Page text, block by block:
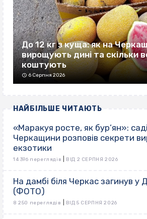
До 12 кг з куща: як на
вирощують дині та скільки
коштують
6 Серпня 2026
НАЙБІЛЬШЕ ЧИТАЮТЬ
«Маракуя росте, як бур’ян»:
Черкащини розповів секрети
екзотики
14 396 переглядів ВІД 2 СЕРПНЯ 2026
На дамбі біля Черкас загинув у
(ФОТО)
8 250 переглядів ВІД 5 СЕРПНЯ 2026